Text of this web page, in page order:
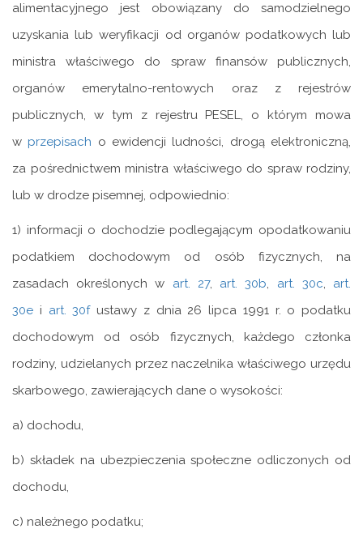
alimentacyjnego jest obowiązany do samodzielnego
uzyskania lub weryfikacji od organów podatkowych lub
ministra właściwego do spraw finansów publicznych,
organów emerytalno-rentowych oraz z rejestrów
publicznych, w tym z rejestru PESEL, o którym mowa
w przepisach o ewidencji ludności, drogą elektroniczną,
za pośrednictwem ministra właściwego do spraw rodziny,
lub w drodze pisemnej, odpowiednio:
1) informacji o dochodzie podlegającym opodatkowaniu
podatkiem dochodowym od osób fizycznych, na
zasadach określonych w art. 27, art. 30b, art. 30c, art.
30e i art. 30fustawy z dnia 26 lipca 1991 r. o podatku
dochodowym od osób fizycznych, każdego członka
rodziny, udzielanych przez naczelnika właściwego urzędu
skarbowego, zawierających dane o wysokości:
a) dochodu,
b) składek na ubezpieczenia społeczne odliczonych od
dochodu,
c) należnego podatku;